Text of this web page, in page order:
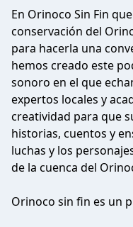
En Orinoco Sin Fin
conservación del
para hacerla una
hemos creado este
sonoro en el que
expertos locales y
creatividad para que
historias, cuentos y
luchas y los
de la cuenca del
Orinoco sin fin es un